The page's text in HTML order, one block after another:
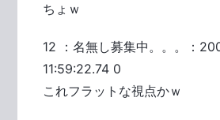
ちょｗ
12 ：名無し募集中。。。：
11:59:22.74 0
これフラットな視点かｗ